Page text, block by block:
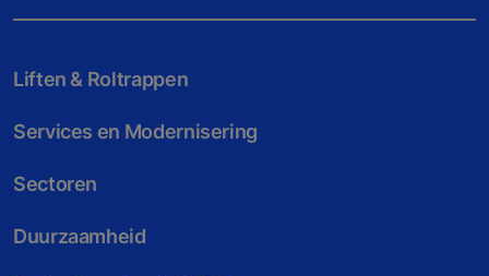
Liften & Roltrappen
Services en Modernisering
Sectoren
Duurzaamheid